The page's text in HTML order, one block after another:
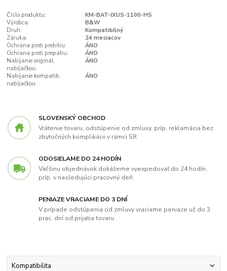
Číslo produktu:
KM-BAT-IXUS-1100-HS
Výrobca:
B&W
Druh:
Kompatibilný
Záruka:
24 mesiacov
Ochrana proti prebitiu:
ÁNO
Ochrana proti prepätiu:
ÁNO
Nabíjanie originál.
nabíjačkou:
ÁNO
Nabíjanie kompatib.
nabíjačkou:
ÁNO
SLOVENSKÝ OBCHOD
Vrátenie tovaru, odstúpenie od zmluvy, príp. reklamácia bez
zbytočných komplikácii v rámci SR
ODOSIELAME DO 24 HODÍN
Väčšinu objednávok dokážeme vyexpedovať do 24 hodín,
príp. v nasledujúci pracovný deň
PENIAZE VRACIAME DO 3 DNÍ
V prípade odstúpenia od zmluvy vraciame peniaze už do 3
prac. dní od prijatia tovaru
Kompatibilita